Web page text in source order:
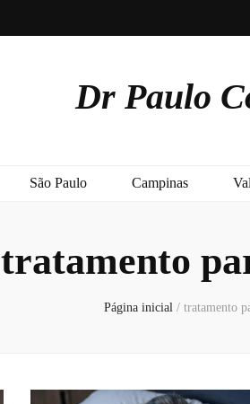
Dr Paulo
São Paulo Campinas
tratamento
Página inicial / tratamento